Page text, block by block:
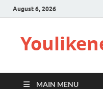
August 6, 2026
MAIN MENU